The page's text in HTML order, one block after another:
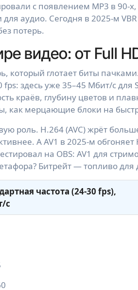
с появлением MP3 в 90-х,
аудио. Сегодня в 2025-м
потерь.
видео: от Full
который глотает биты
fps: здесь уже 35–45 Мбит/с
краёв, глубину цветов и
как мерцающие блоки на
роль. H.264 (AVC) жрёт
А AV1 в 2025-м обгоняет
на OBS: AV1 для
Битрейт — топливо для
частота (24-30 fps),
с